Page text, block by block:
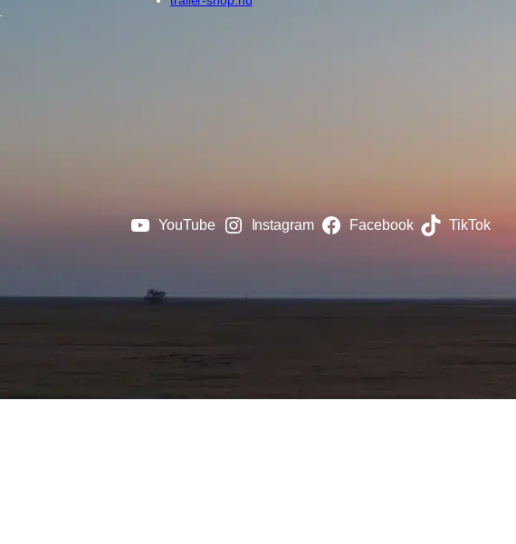
YouTube Instagram Facebook TikTok